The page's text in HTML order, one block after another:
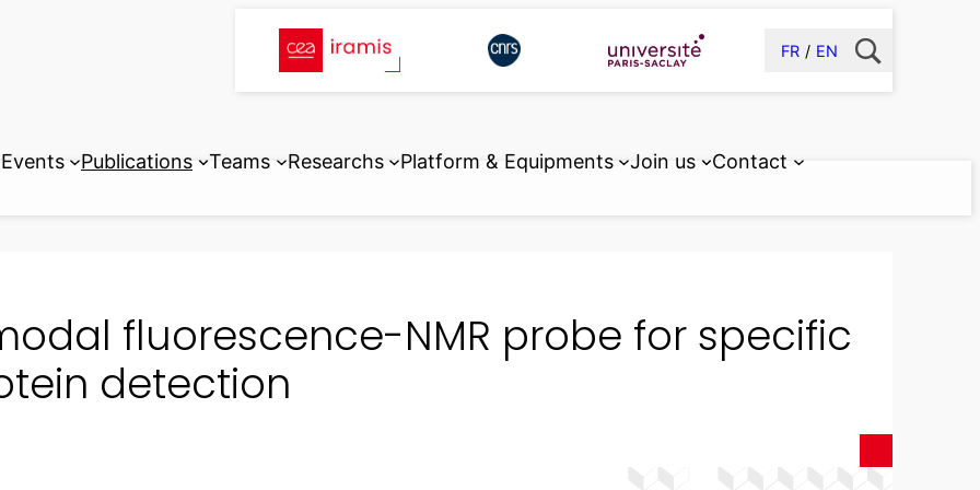
FR EN
Publications Teams Researchs Platform & Equipments Join us Contact
fluorescence-NMR probe for specific
detection